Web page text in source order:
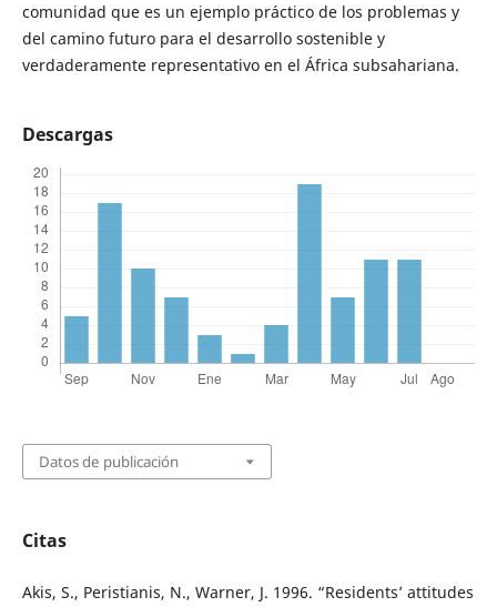
comunidad que es un ejemplo práctico de los problemas y
del camino futuro para el desarrollo sostenible y
verdaderamente representativo en el África subsahariana.
Descargas
Datos de publicación
Citas
Akis, S., Peristianis, N., Warner, J. 1996. “Residents’ attitudes